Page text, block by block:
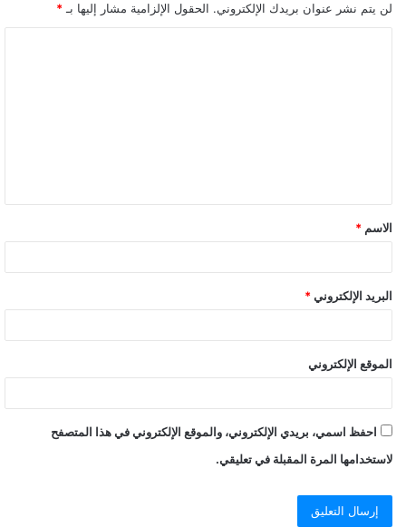
لن يتم نشر عنوان بريدك الإلكتروني. الحقول الإلزامية مشار إليها بـ *
ق
*
الاسم *
البريد الإلكتروني *
الموقع الإلكتروني
احفظ اسمي، بريدي الإلكتروني، والموقع الإلكتروني في هذا المتصفح
لاستخدامها المرة المقبلة في تعليقي.